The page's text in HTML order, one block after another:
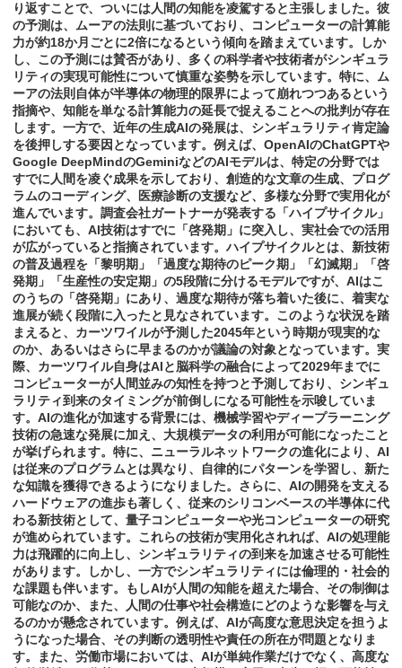
り返すことで、ついには人間の知能を凌駕すると主張しました。彼
の予測は、ムーアの法則に基づいており、コンピューターの計算能
力が約18か月ごとに2倍になるという傾向を踏まえています。しか
し、この予測には賛否があり、多くの科学者や技術者がシンギュラ
リティの実現可能性について慎重な姿勢を示しています。特に、ム
ーアの法則自体が半導体の物理的限界によって崩れつつあるという
指摘や、知能を単なる計算能力の延長で捉えることへの批判が存在
します。一方で、近年の生成AIの発展は、シンギュラリティ肯定論
を後押しする要因となっています。例えば、OpenAIのChatGPTや
Google DeepMindのGeminiなどのAIモデルは、特定の分野では
すでに人間を凌ぐ成果を示しており、創造的な文章の生成、プログ
ラムのコーディング、医療診断の支援など、多様な分野で実用化が
進んでいます。調査会社ガートナーが発表する「ハイプサイクル」
においても、AI技術はすでに「啓発期」に突入し、実社会での活用
が広がっていると指摘されています。ハイプサイクルとは、新技術
の普及過程を「黎明期」「過度な期待のピーク期」「幻滅期」「啓
発期」「生産性の安定期」の5段階に分けるモデルですが、AIはこ
のうちの「啓発期」にあり、過度な期待が落ち着いた後に、着実な
進展が続く段階に入ったと見なされています。このような状況を踏
まえると、カーツワイルが予測した2045年という時期が現実的な
のか、あるいはさらに早まるのかが議論の対象となっています。実
際、カーツワイル自身はAIと脳科学の融合によって2029年までに
コンピューターが人間並みの知性を持つと予測しており、シンギュ
ラリティ到来のタイミングが前倒しになる可能性を示唆していま
す。AIの進化が加速する背景には、機械学習やディープラーニング
技術の急速な発展に加え、大規模データの利用が可能になったこと
が挙げられます。特に、ニューラルネットワークの進化により、AI
は従来のプログラムとは異なり、自律的にパターンを学習し、新た
な知識を獲得できるようになりました。さらに、AIの開発を支える
ハードウェアの進歩も著しく、従来のシリコンベースの半導体に代
わる新技術として、量子コンピューターや光コンピューターの研究
が進められています。これらの技術が実用化されれば、AIの処理能
力は飛躍的に向上し、シンギュラリティの到来を加速させる可能性
があります。しかし、一方でシンギュラリティには倫理的・社会的
な課題も伴います。もしAIが人間の知能を超えた場合、その制御は
可能なのか、また、人間の仕事や社会構造にどのような影響を与え
るのかが懸念されています。例えば、AIが高度な意思決定を担うよ
うになった場合、その判断の透明性や責任の所在が問題となりま
す。また、労働市場においては、AIが単純作業だけでなく、高度な